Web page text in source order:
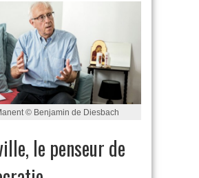
© Benjamin de Diesbach
le penseur de